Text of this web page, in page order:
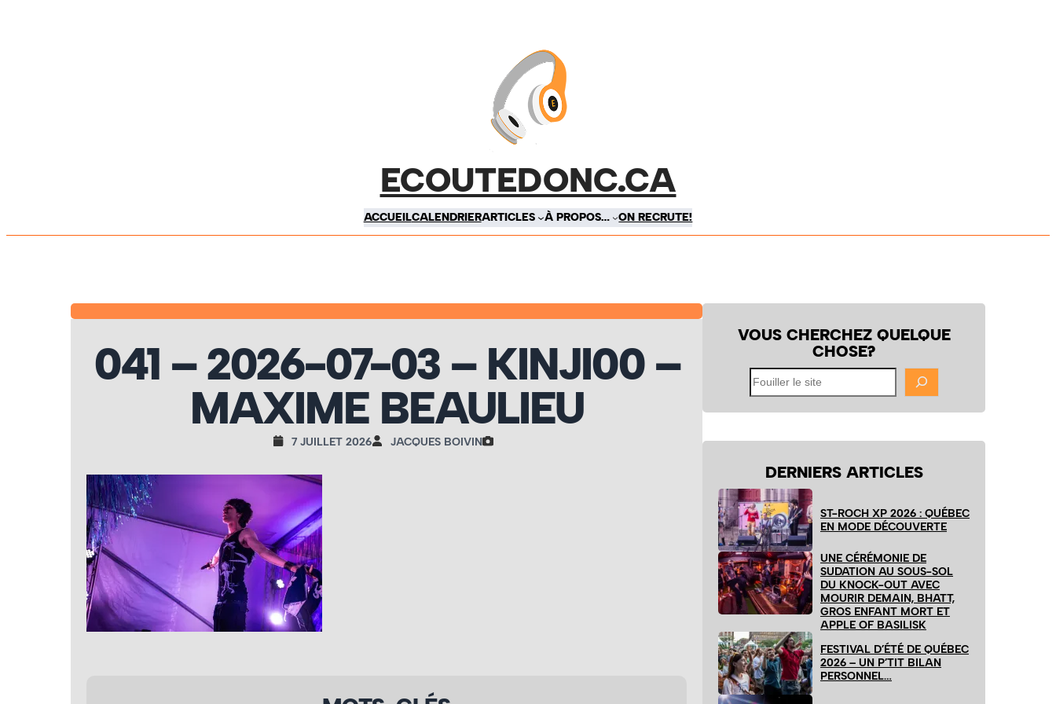
ECOUTEDONC.CA
ACCUEILCALENDRIERARTICLES À PROPOS… ON RECRUTE!
041 – 2026-07-03 – KINJI00 –
MAXIME BEAULIEU
7 JUILLET 2026 JACQUES BOIVIN
VOUS CHERCHEZ QUELQUE
CHOSE?
Fouiller
le
site
DERNIERS ARTICLES
ST-ROCH XP 2026 : QUÉBEC
EN MODE DÉCOUVERTE
UNE CÉRÉMONIE DE
SUDATION AU SOUS-SOL
DU KNOCK-OUT AVEC
MOURIR DEMAIN, BHATT,
GROS ENFANT MORT ET
APPLE OF BASILISK
FESTIVAL D’ÉTÉ DE QUÉBEC
2026 – UN P’TIT BILAN
PERSONNEL…